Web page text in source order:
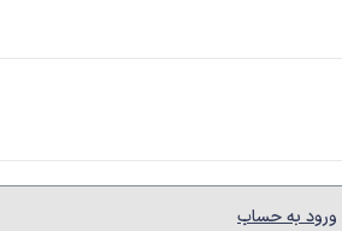
ورود به حساب